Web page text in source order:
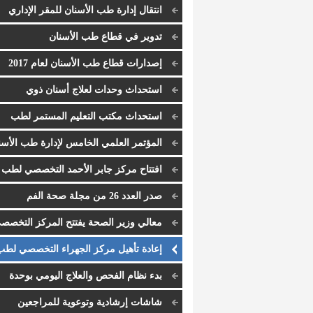
انتقال إدارة طب الأسنان للمقر الإداري
الجديدتدوير في قطاع طب الأسنان
إصدارات قطاع طب الأسنان لعام 2017
استحداث وحدات لعلاج أسنان ذوي
الاحتياجات الخاصة بكل مركز تخصصي
استحداث مكتب التعليم المستمر لطب
الأسنانالمؤتمر العلمي الخامس لإدارة طب
افتتاح مركز جابر الأحمد التخصصي لطب
الأسنانصدر العدد 26 من مجلة صحة الفم
معالي وزير الصحة يفتتح المركز
لطب الأسنان
إعادة تأهيل مركز الجهراء التخصصي
الأسنانبدء نظام الفحص والعلاج اليومي بوحدة
التيجان والجسور
شاشات إرشادية وتوعوية للمراجعين